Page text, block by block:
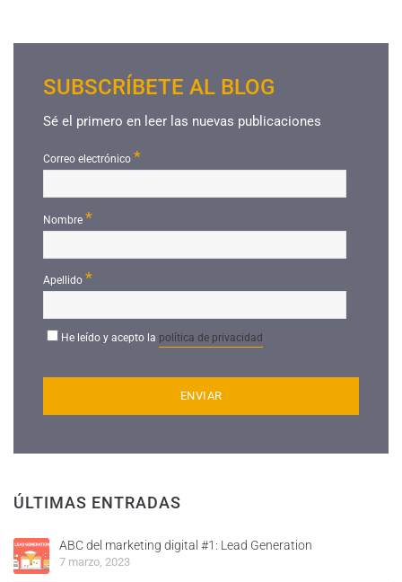
SUBSCRÍBETE AL BLOG
Sé el primero en leer las nuevas publicaciones
Correo electrónico *
Nombre*
Apellido *
He leído y acepto la política de privacidad
ÚLTIMAS ENTRADAS
ABC del marketing digital #1: Lead Generation
7 marzo, 2023